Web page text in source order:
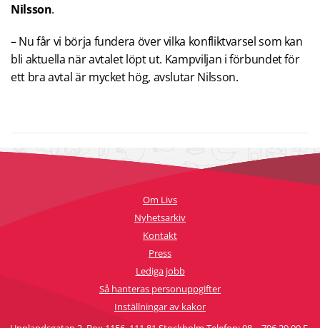
Nilsson.
– Nu får vi börja fundera över vilka konfliktvarsel som kan
bli aktuella när avtalet löpt ut. Kampviljan i förbundet för
ett bra avtal är mycket hög, avslutar Nilsson.
Om Livs
Nyhetsarkiv
Kontakt
Press
Lediga jobb
Så hanteras personuppgifter
Inställningar av kakor